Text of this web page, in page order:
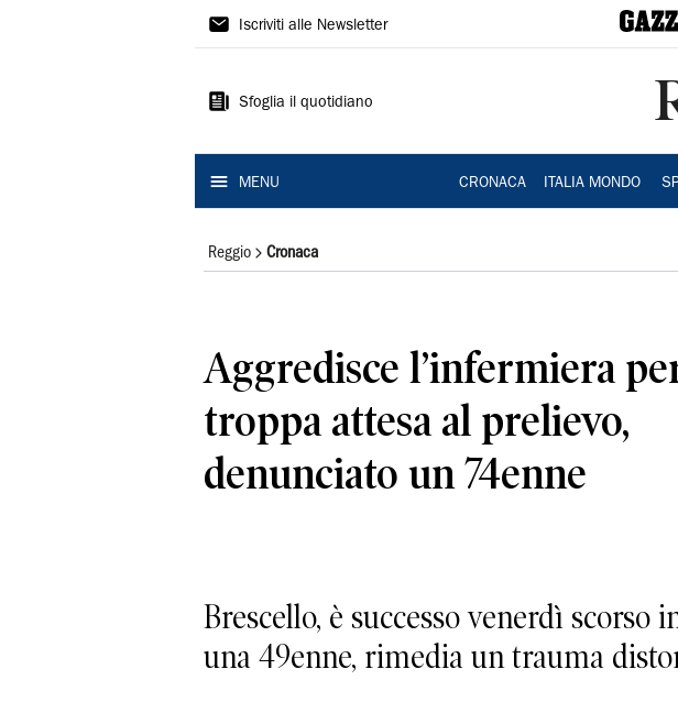
Gazzetta
Reggio
Iscriviti alle Newsletter
Sfoglia il quotidiano
MENU CRONACA ITALIA MONDO
Reggio Cronaca
Aggredisce l’infermiera
troppa attesa al prelievo,
denunciato un 74enne
Brescello, è successo venerdì scorso
una 49enne, rimedia un trauma